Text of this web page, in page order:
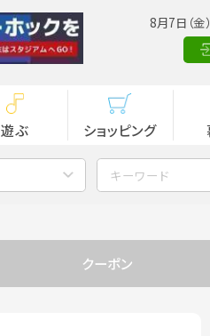
8月7日（
遊ぶ ショッピング
クーポン